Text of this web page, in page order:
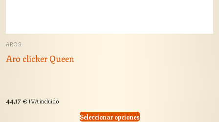
AROS
Aro clicker Queen
44,17€ IVA incluido
Seleccionar opciones